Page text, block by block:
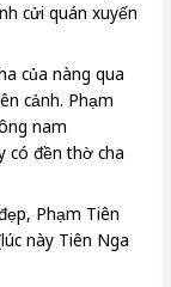
cửi quán xuyến
của nàng qua
cảnh. Phạm
nam
có đền thờ cha
Phạm Tiên
này Tiên Nga